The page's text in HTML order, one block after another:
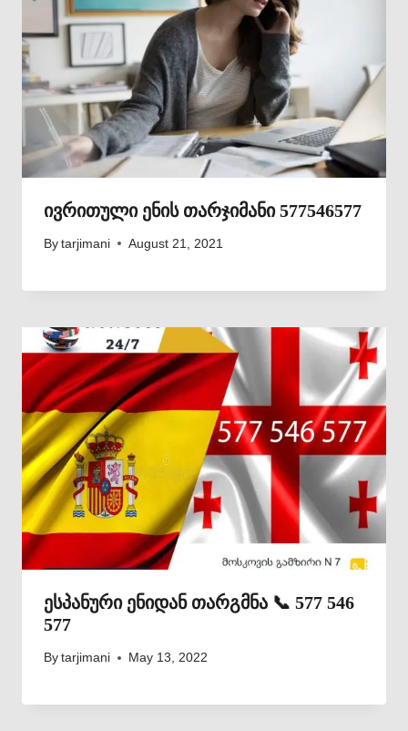
ივრითული ენის თარჯიმანი 577546577
By tarjimani August 21, 2021
ესპანური ენიდან თარგმნა 📞 577 546
577
By tarjimani May 13, 2022